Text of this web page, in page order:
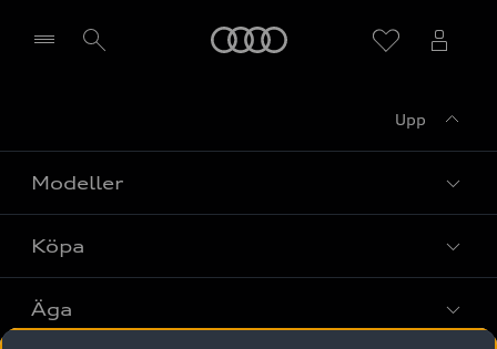
Upp
Modeller
Alla modeller
Elbilar
Köpa
Privaterbjudanden
Äga